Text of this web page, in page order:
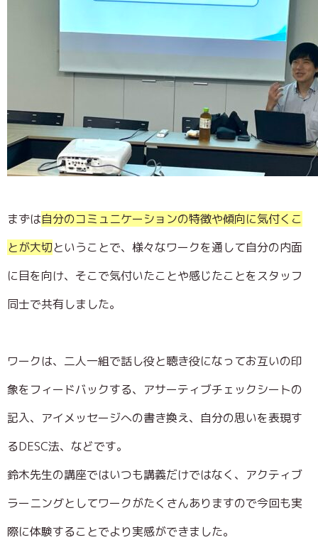
まずは自分のコミュニケーションの特徴や傾向に気付くこ
とが大切ということで、様々なワークを通して自分の内面
に目を向け、そこで気付いたことや感じたことをスタッフ
同士で共有しました。
ワークは、二人一組で話し役と聴き役になってお互いの印
象をフィードバックする、アサーティブチェックシートの
記入、アイメッセージへの書き換え、自分の思いを表現す
るDESC法、などです。
鈴木先生の講座ではいつも講義だけではなく、アクティブ
ラーニングとしてワークがたくさんありますので今回も実
際に体験することでより実感ができました。